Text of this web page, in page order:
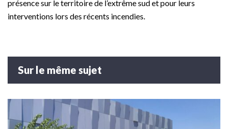
présence sur le territoire de l’extrême sud et pour leurs
interventions lors des récents incendies.
Sur le même sujet